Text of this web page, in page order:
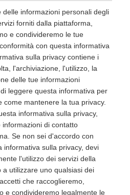
delle informazioni personali degli
forniti dalla piattaforma,
e condivideremo le tue
con questa informativa
sulla privacy contiene i
l'archiviazione, l'utilizzo, la
delle tue informazioni
leggere questa informativa per
come mantenere la tua privacy.
informativa sulla privacy,
di contatto
Se non sei d'accordo con
informativa sulla privacy, devi
l'utilizzo dei servizi della
utilizzare uno qualsiasi dei
che raccoglieremo,
e condivideremo legalmente le